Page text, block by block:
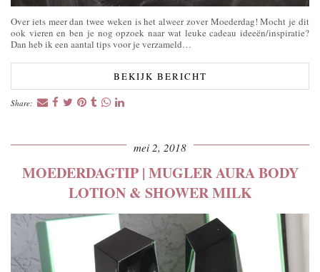
Over iets meer dan twee weken is het alweer zover Moederdag! Mocht je dit
ook vieren en ben je nog opzoek naar wat leuke cadeau ideeën/inspiratie?
Dan heb ik een aantal tips voor je verzameld…
BEKIJK BERICHT
Share:
mei 2, 2018
MOEDERDAGTIP | MUGLER AURA BODY
LOTION & SHOWER MILK